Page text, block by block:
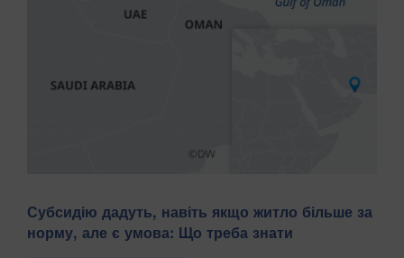
запропонованого маршруту судноплавства через
Ормузьку протоку. Про це повідомляє Bloomberg у середу,
Субсидію дадуть, навіть якщо житло більше за
норму, але є умова: Що треба знати